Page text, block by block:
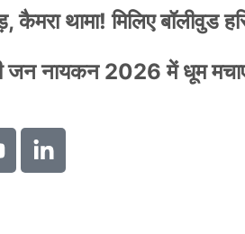
कैमरा थामा! मिलिए बॉलीवुड
जन नायकन 2026 में धूम